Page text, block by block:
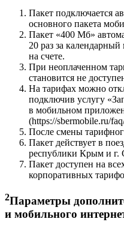
Пакет подключается
основного пакета
Пакет «400 Мб»
20 раз за календарный
на счете.
При неоплаченном
становится не
На тарифах можно
подключив услугу
в мобильном
(https://sbermobile.ru/
После смены
Пакет действует в
республики Крым и г.
Пакет доступен на
корпоративных
2Параметры
и мобильного